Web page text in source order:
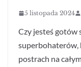
5 listopada 2024
Czy jesteś gotów
superbohaterów,
postrach na